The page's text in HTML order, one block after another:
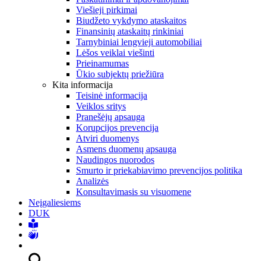
Viešieji pirkimai
Biudžeto vykdymo ataskaitos
Finansinių ataskaitų rinkiniai
Tarnybiniai lengvieji automobiliai
Lėšos veiklai viešinti
Prieinamumas
Ūkio subjektų priežiūra
Kita informacija
Teisinė informacija
Veiklos sritys
Pranešėjų apsauga
Korupcijos prevencija
Atviri duomenys
Asmens duomenų apsauga
Naudingos nuorodos
Smurto ir priekabiavimo prevencijos politika
Analizės
Konsultavimasis su visuomene
Neįgaliesiems
DUK